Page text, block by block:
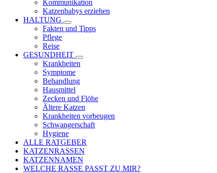
Kommunikation
Katzenbabys erziehen
HALTUNG
Fakten und Tipps
Pflege
Reise
GESUNDHEIT
Krankheiten
Symptome
Behandlung
Hausmittel
Zecken und Flöhe
Ältere Katzen
Krankheiten vorbeugen
Schwangerschaft
Hygiene
ALLE RATGEBER
KATZENRASSEN
KATZENNAMEN
WELCHE RASSE PASST ZU MIR?